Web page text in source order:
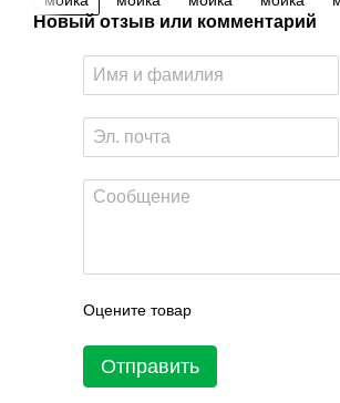
Новый отзыв или комментарий
Оцените товар
Отправить